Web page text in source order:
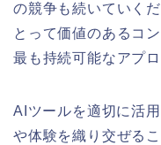
の競争も続いていく
とって価値のあるコ
最も持続可能なアプロ
AIツールを適切に活
や体験を織り交ぜる